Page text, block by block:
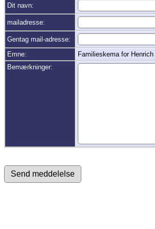
Dit navn:
mailadresse:
Gentag mail-adresse:
Emne:
Familieskema for
Bemærkninger: